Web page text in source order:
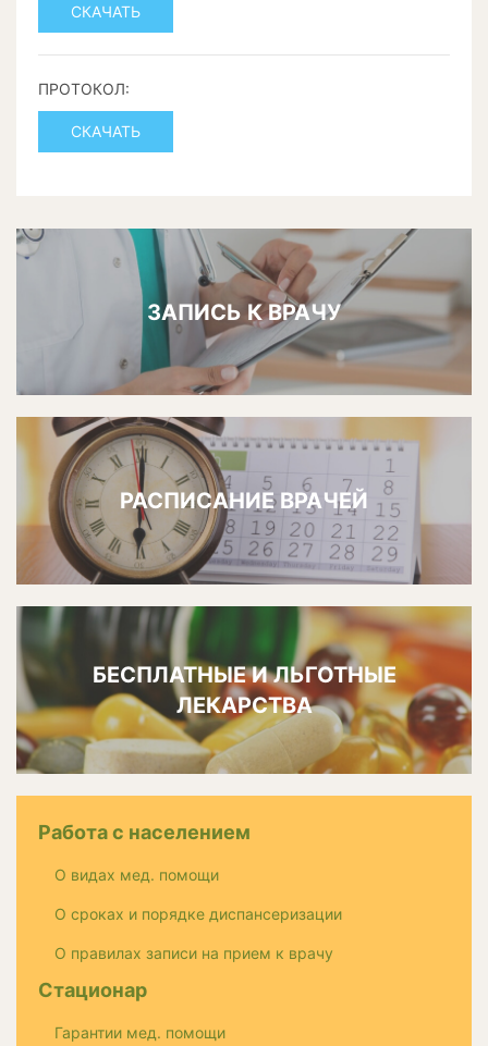
СКАЧАТЬ
ПРОТОКОЛ:
СКАЧАТЬ
ЗАПИСЬ К ВРАЧУ
РАСПИСАНИЕ ВРАЧЕЙ
БЕСПЛАТНЫЕ И ЛЬГОТНЫЕ
ЛЕКАРСТВА
Работа с населением
О видах мед. помощи
О сроках и порядке диспансеризации
О правилах записи на прием к врачу
Стационар
Гарантии мед. помощи